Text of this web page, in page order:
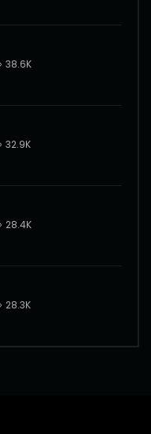
38.6K
32.9K
28.4K
28.3K